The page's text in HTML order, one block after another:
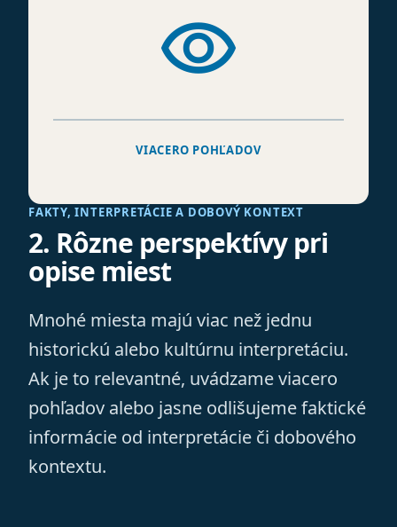
visibility
VIACERO POHĽADOV
FAKTY, INTERPRETÁCIE A DOBOVÝ KONTEXT
2. Rôzne perspektívy pri
opise miest
Mnohé miesta majú viac než jednu
historickú alebo kultúrnu interpretáciu.
Ak je to relevantné, uvádzame viacero
pohľadov alebo jasne odlišujeme faktické
informácie od interpretácie či dobového
kontextu.